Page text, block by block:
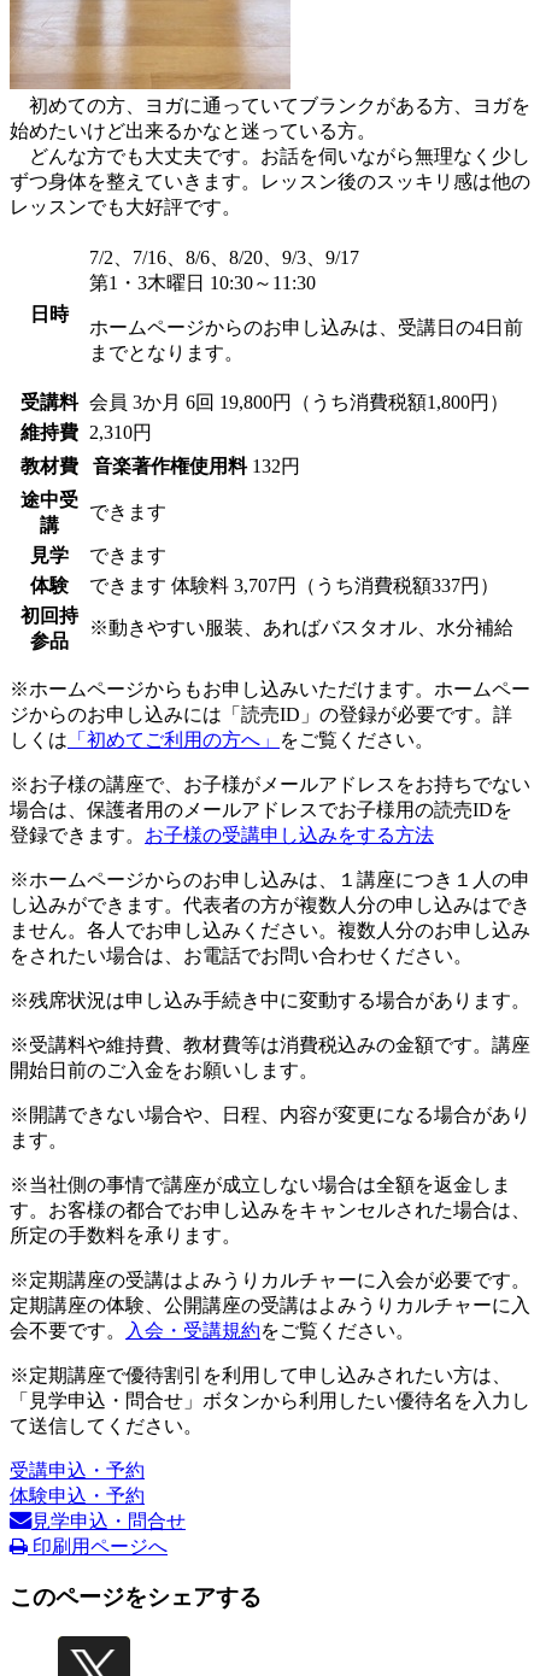
初めての方、ヨガに通っていてブランクがある方、ヨガを
始めたいけど出来るかなと迷っている方。
どんな方でも大丈夫です。お話を伺いながら無理なく少し
ずつ身体を整えていきます。レッスン後のスッキリ感は他の
レッスンでも大好評です。
日時
7/2、7/16、8/6、8/20、9/3、9/17
第1・3木曜日 10:30～11:30
ホームページからのお申し込みは、受講日の4日前
までとなります。
受講料 会員 3か月 6回 19,800円（うち消費税額1,800円）
維持費
2,310円
教材費
音楽著作権使用料 132円
途中受
講
できます
見学
できます
体験
できます 体験料 3,707円（うち消費税額337円）
初回持
参品
※動きやすい服装、あればバスタオル、水分補給
※ホームページからもお申し込みいただけます。ホームペー
ジからのお申し込みには「読売ID」の登録が必要です。詳
しくは 「初めてご利用の方へ」 をご覧ください。
※お子様の講座で、お子様がメールアドレスをお持ちでない
場合は、保護者用のメールアドレスでお子様用の読売IDを
登録できます。 お子様の受講申し込みをする方法
※ホームページからのお申し込みは、１講座につき１人の申
し込みができます。代表者の方が複数人分の申し込みはでき
ません。各人でお申し込みください。複数人分のお申し込み
をされたい場合は、お電話でお問い合わせください。
※残席状況は申し込み手続き中に変動する場合があります。
※受講料や維持費、教材費等は消費税込みの金額です。講座
開始日前のご入金をお願いします。
※開講できない場合や、日程、内容が変更になる場合があり
ます。
※当社側の事情で講座が成立しない場合は全額を返金しま
す。お客様の都合でお申し込みをキャンセルされた場合は、
所定の手数料を承ります。
※定期講座の受講はよみうりカルチャーに入会が必要です。
定期講座の体験、公開講座の受講はよみうりカルチャーに入
会不要です。
入会・受講規約をご覧ください。
※定期講座で優待割引を利用して申し込みされたい方は、
「見学申込・問合せ」ボタンから利用したい優待名を入力し
て送信してください。
受講申込・予約
体験申込・予約
見学申込・問合せ
印刷用ページへ
このページをシェアする